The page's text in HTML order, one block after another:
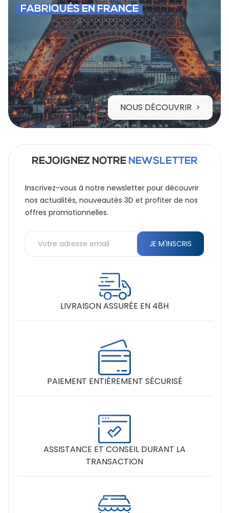
FABRIQUÉS EN FRANCE
NOUS DÉCOUVRIR
REJOIGNEZ NOTRE NEWSLETTER
Inscrivez-vous à notre newsletter pour découvrir
nos actualités, nouveautés 3D et profiter de nos
offres promotionnelles.
LIVRAISON ASSURÉE EN 48H
PAIEMENT ENTIÈREMENT SÉCURISÉ
ASSISTANCE ET CONSEIL DURANT LA
TRANSACTION